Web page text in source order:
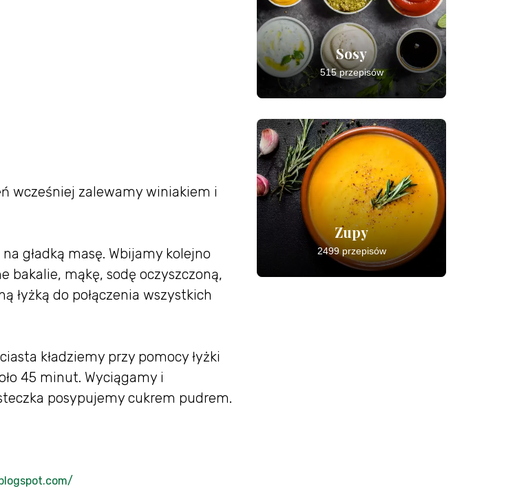
wcześniej zalewamy winiakiem i
gładką masę. Wbijamy kolejno
bakalie, mąkę, sodę oczyszczoną,
łyżką do połączenia wszystkich
kładziemy przy pomocy łyżki
45 minut. Wyciągamy i
posypujemy cukrem pudrem.
Sosy
515 przepisów
Zupy
2499 przepisów